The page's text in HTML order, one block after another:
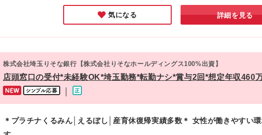
き方が実現できます！
気になる 詳細を見る
株式会社埼玉りそな銀行【株式会社りそなホールディングス100%出資】
店頭窓口の受付*未経験OK*埼玉勤務*転勤ナシ*賞与2回*想定年収460
＊プラチナくるみん│えるぼし│産育休復帰実績多数＊ 女性が働きやすい